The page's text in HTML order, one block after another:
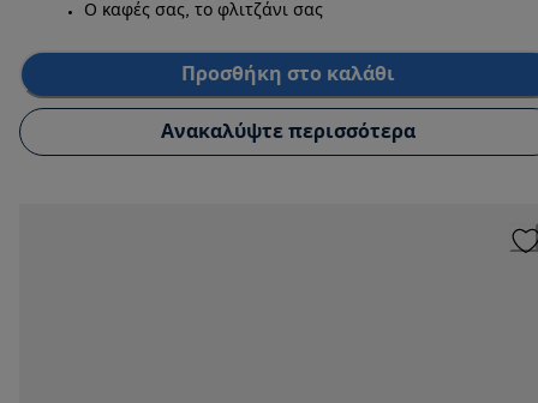
Ο καφές σας, το φλιτζάνι σας
Προσθήκη στο καλάθι
Ανακαλύψτε περισσότερα